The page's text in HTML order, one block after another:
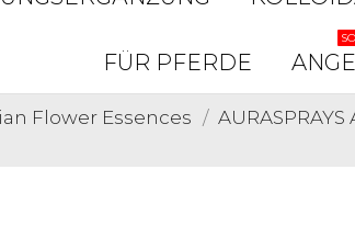
FÜR PFERDE
Flower Essences